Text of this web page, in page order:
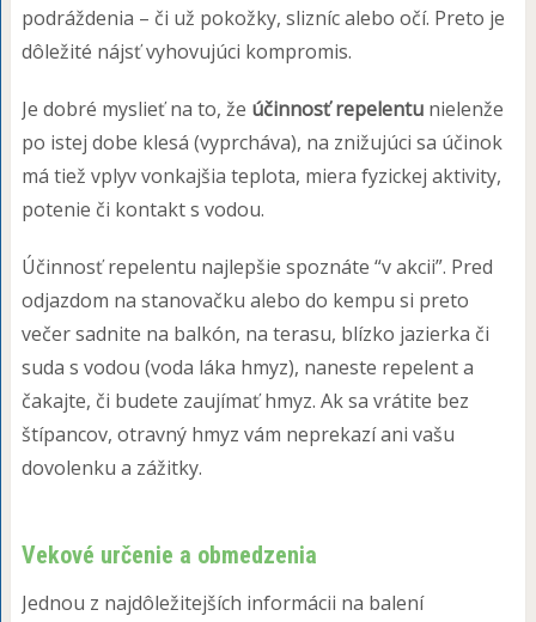
podráždenia – či už pokožky, slizníc alebo očí. Preto je
dôležité nájsť vyhovujúci kompromis.
Je dobré myslieť na to, že účinnosť repelentunielenže
po istej dobe klesá (vyprcháva), na znižujúci sa účinok
má tiež vplyv vonkajšia teplota, miera fyzickej aktivity,
potenie či kontakt s vodou.
Účinnosť repelentu najlepšie spoznáte “v akcii”. Pred
odjazdom na stanovačku alebo do kempu si preto
večer sadnite na balkón, na terasu, blízko jazierka či
suda s vodou (voda láka hmyz), naneste repelent a
čakajte, či budete zaujímať hmyz. Ak sa vrátite bez
štípancov, otravný hmyz vám neprekazí ani vašu
dovolenku a zážitky.
Vekové určenie a obmedzenia
Jednou z najdôležitejších informácii na balení